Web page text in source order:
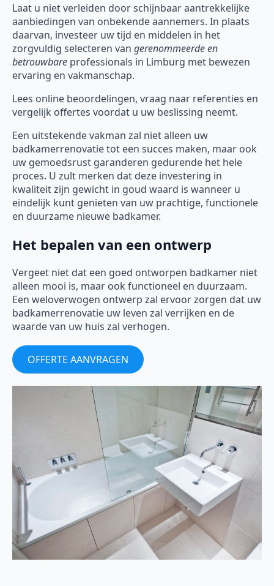
Laat u niet verleiden door schijnbaar aantrekkelijke
aanbiedingen van onbekende aannemers. In plaats
daarvan, investeer uw tijd en middelen in het
zorgvuldig selecteren van gerenommeerde en
betrouwbare professionals in Limburg met bewezen
ervaring en vakmanschap.
Lees online beoordelingen, vraag naar referenties en
vergelijk offertes voordat u uw beslissing neemt.
Een uitstekende vakman zal niet alleen uw
badkamerrenovatie tot een succes maken, maar ook
uw gemoedsrust garanderen gedurende het hele
proces. U zult merken dat deze investering in
kwaliteit zijn gewicht in goud waard is wanneer u
eindelijk kunt genieten van uw prachtige, functionele
en duurzame nieuwe badkamer.
Het bepalen van een ontwerp
Vergeet niet dat een goed ontworpen badkamer niet
alleen mooi is, maar ook functioneel en duurzaam.
Een weloverwogen ontwerp zal ervoor zorgen dat uw
badkamerrenovatie uw leven zal verrijken en de
waarde van uw huis zal verhogen.
OFFERTE AANVRAGEN